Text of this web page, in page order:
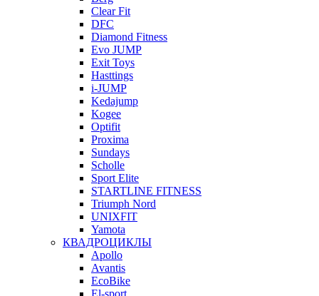
Clear Fit
DFC
Diamond Fitness
Evo JUMP
Exit Toys
Hasttings
i-JUMP
Kedajump
Kogee
Optifit
Proxima
Sundays
Scholle
Sport Elite
STARTLINE FITNESS
Triumph Nord
UNIXFIT
Yamota
КВАДРОЦИКЛЫ
Apollo
Avantis
EcoBike
El-sport